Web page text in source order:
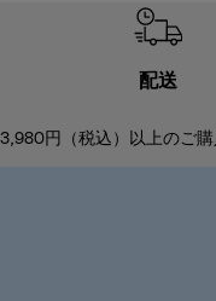
配送
3,980円（税込）以上のご